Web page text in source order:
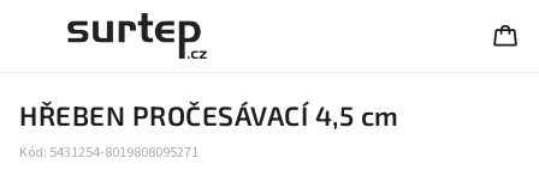
HŘEBEN PROČESÁVACÍ 4,5 cm
Kód: 5431254-8019808095271